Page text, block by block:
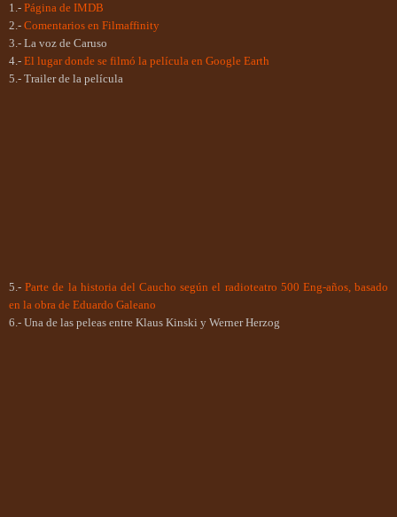
1.- Página de IMDB
2.- Comentarios en Filmaffinity
3.- La voz de Caruso
4.- El lugar donde se filmó la película en Google Earth
5.- Trailer de la película
5.-Parte de la historia del Caucho según el radioteatro 500 Eng-años, basado
en la obra de Eduardo Galeano
6.- Una de las peleas entre Klaus Kinski y Werner Herzog